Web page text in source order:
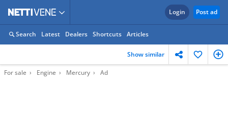
Login Post ad
Search Latest Dealers Shortcuts Articles
Show similar
For sale Engine Mercury Ad